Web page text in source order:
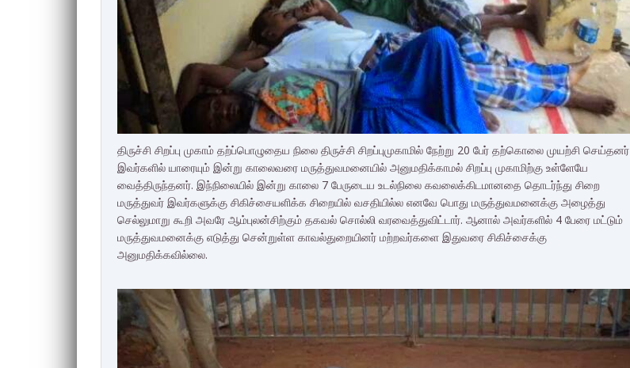
திருச்சி சிறப்பு முகாம் தற்ப்பொழுதைய நிலை திருச்சி சிறப்புமுகாமில் நேற்று 20 பேர் தற்கொலை முயற்சி செய்தனர்
இவர்களில் யாரையும் இன்று காலைவரை மருத்துவமனையில் அனுமதிக்காமல் சிறப்பு முகாமிற்கு உள்ளேயே
வைத்திருந்தனர். இந்நிலையில் இன்று காலை 7 பேருடைய உடல்நிலை கவலைக்கிடமானதை தொடர்ந்து சிறை
மருத்துவர் இவர்களுக்கு சிகிச்சையளிக்க சிறையில் வசதியில்ல எனவே பொது மருத்துவமனைக்கு அழைத்து
செல்லுமாறு கூறி அவரே ஆம்புலன்சிற்கும் தகவல் சொல்லி வரவைத்துவிட்டார். ஆனால் அவர்களில் 4 பேரை மட்டும்
மருத்துவமனைக்கு எடுத்து சென்றுள்ள காவல்துறையினர் மற்றவர்களை இதுவரை சிகிச்சைக்கு
அனுமதிக்கவில்லை.